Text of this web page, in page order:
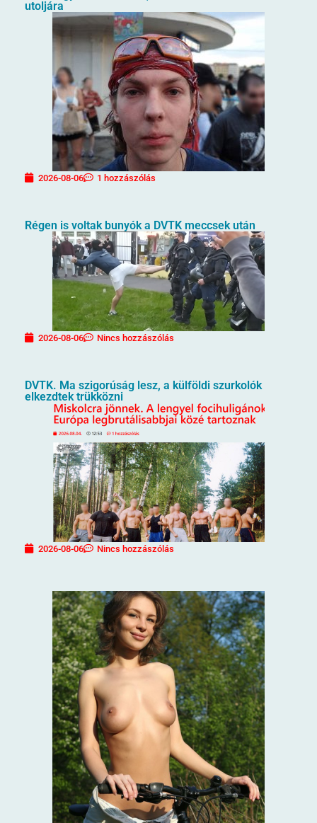
utoljára
2026-08-06 1 hozzászólás
Régen is voltak bunyók a DVTK meccsek után
2026-08-06 Nincs hozzászólás
DVTK. Ma szigorúság lesz, a külföldi szurkolók
elkezdtek trükközni
2026-08-06 Nincs hozzászólás